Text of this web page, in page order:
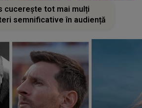
cucerește tot mai mulți
semnificative în audiență